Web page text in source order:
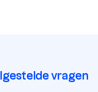
vragen